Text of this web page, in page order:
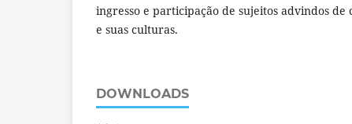
ingresso e participação de sujeitos advindos de
e suas culturas.
DOWNLOADS